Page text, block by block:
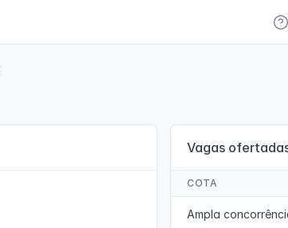
Vagas
COTA
Ampla